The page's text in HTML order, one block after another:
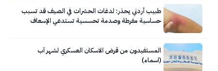
طبيب أردني يحذر: لدغات الحشرات في الصيف قد تسبب
حساسية مفرطة وصدمة تحسسية تستدعي الإسعاف
المستفيدون من قرض الاسكان العسكري لشهر آب
(اسماء)